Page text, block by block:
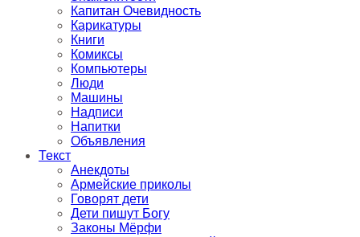
Капитан Очевидность
Карикатуры
Книги
Комиксы
Компьютеры
Люди
Машины
Надписи
Напитки
Объявления
Текст
Анекдоты
Армейские приколы
Говорят дети
Дети пишут Богу
Законы Мёрфи